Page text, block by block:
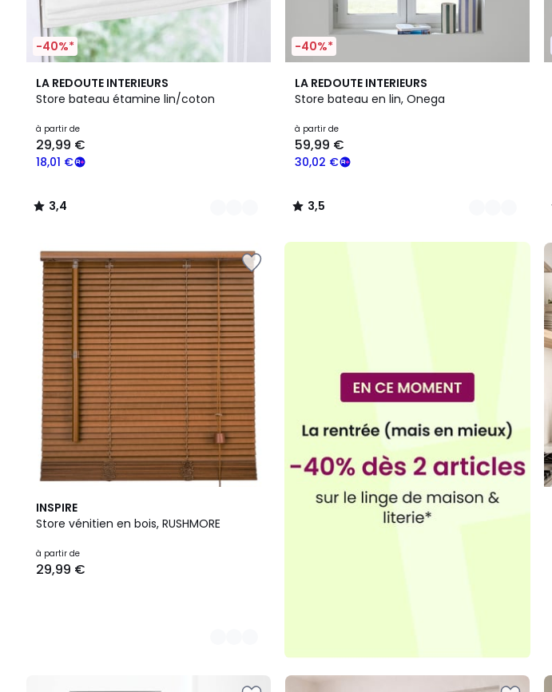
-40%*
LA REDOUTE INTERIEURS
Store bateau étamine lin/coton
Prix
à
partir
€
notre
programme
pour
payer
la
place
18,01
€.
à partir de
18,01 €
29,99 €
3,4
/ 5
2
Couleurs
3,4
/
-40%*
LA REDOUTE INTERIEURS
Store bateau en lin, Onega
à partir de
30,02 €
59,99 €
3,5
/ 5
3
Couleurs
3,5
/
INSPIRE
Store vénitien en bois, RUSHMORE
à partir de
29,99 €
3
Couleurs